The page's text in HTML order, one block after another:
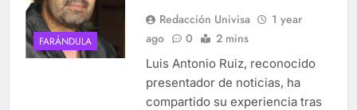
FARÁNDULA
Redacción Univisa
1 year
ago
0 2 mins
Luis Antonio Ruiz, reconocido
presentador de noticias, ha
compartido su experiencia tras